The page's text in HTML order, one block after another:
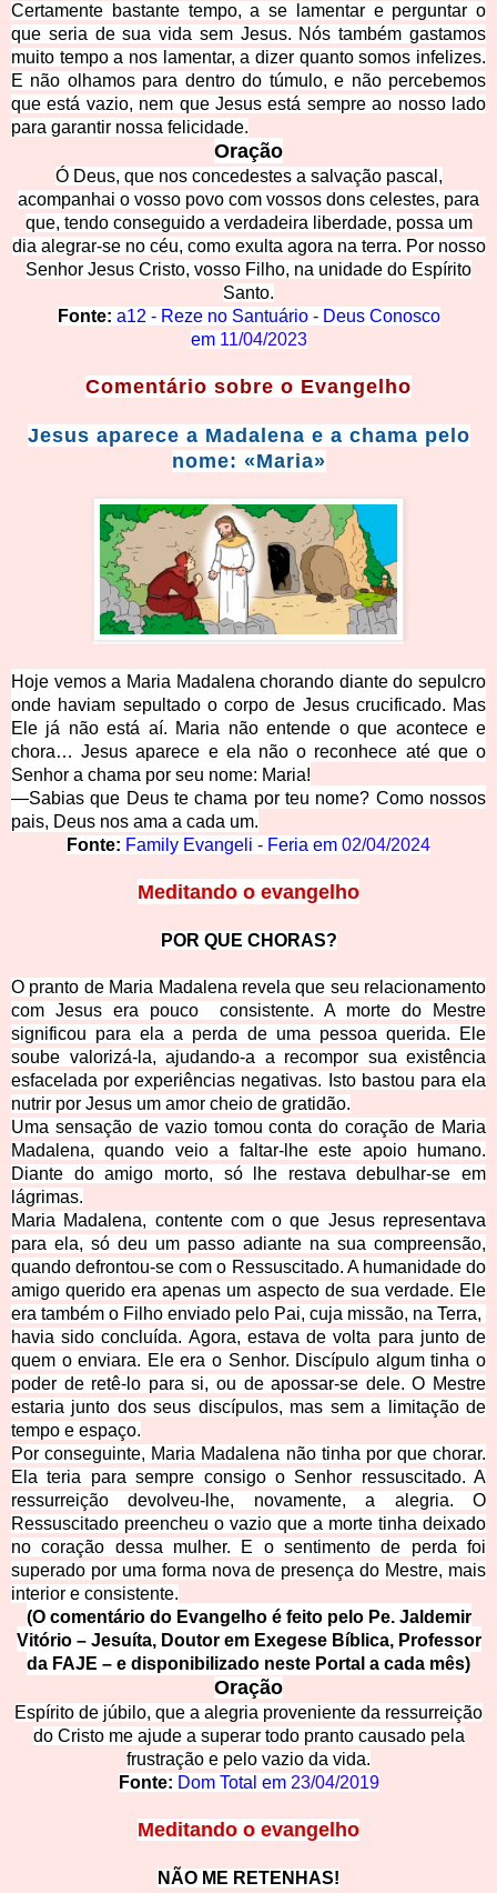
Certamente bastante tempo, a se lamentar e perguntar o
que seria de sua vida sem Jesus. Nós também gastamos
muito tempo a nos lamentar, a dizer quanto somos infelizes.
E não olhamos para dentro do túmulo, e não percebemos
que está vazio, nem que Jesus está sempre ao nosso lado
para garantir nossa felicidade.
Oração
Ó Deus, que nos concedestes a salvação pascal,
acompanhai o vosso povo com vossos dons celestes, para
que, tendo conseguido a verdadeira liberdade, possa um
dia alegrar-se no céu, como exulta agora na terra. Por nosso
Senhor Jesus Cristo, vosso Filho, na unidade do Espírito
Santo.
Fonte: a12 - Reze no Santuário - Deus Conosco
em 11/04/2023
Comentário so bre o Evangelho
Jesus aparece a Madalena e a chama pelo
nome: «Maria»
Hoje vemos a Maria Madalena chorando diante do sepulcro
onde haviam sepultado o corpo de Jesus crucificado. Mas
Ele já não está aí. Maria não entende o que acontece e
chora… Jesus aparece e ela não o reconhece até que o
Senhor a chama por seu nome: Maria!
—Sabias que Deus te chama por teu nome? Como nossos
pais, Deus nos ama a cada um.
Fonte: Family Evangeli - Feria em 02/04/2024
Meditando o evangelho
POR QUE CHORAS?
O pranto de Maria Madalena revela que seu relacionamento
com Jesus era pouco consistente. A morte do Mestre
significou para ela a perda de uma pessoa querida. Ele
soube valorizá-la, ajudando-a a recompor sua existência
esfacelada por experiências negativas. Isto bastou para ela
nutrir por Jesus um amor cheio de gratidão.
Uma sensação de vazio tomou conta do coração de Maria
Madalena, quando veio a faltar-lhe este apoio humano.
Diante do amigo morto, só lhe restava debulhar-se em
lágrimas.
Maria Madalena, contente com o que Jesus representava
para ela, só deu um passo adiante na sua compreensão,
quando defrontou-se com o Ressuscitado. A humanidade do
amigo querido era apenas um aspecto de sua verdade. Ele
era também o Filho enviado pelo Pai, cuja missão, na Terra,
havia sido concluída. Agora, estava de volta para junto de
quem o enviara. Ele era o Senhor. Discípulo algum tinha o
poder de retê-lo para si, ou de apossar-se dele. O Mestre
estaria junto dos seus discípulos, mas sem a limitação de
tempo e espaço.
Por conseguinte, Maria Madalena não tinha por que chorar.
Ela teria para sempre consigo o Senhor ressuscitado. A
ressurreição devolveu-lhe, novamente, a alegria. O
Ressuscitado preencheu o vazio que a morte tinha deixado
no coração dessa mulher. E o sentimento de perda foi
superado por uma forma nova de presença do Mestre, mais
interior e consistente.
(O comentário do Evangelho é feito pelo Pe. Jaldemir
Vitório – Jesuíta, Doutor em Exegese Bíblica, Professor
da FAJE – e disponibilizado neste Portal a cada mês)
Oração
Espírito de júbilo, que a alegria proveniente da ressurreição
do Cristo me ajude a superar todo pranto causado pela
frustração e pelo vazio da vida.
Fonte: Dom Total em 23/04/2019
Meditando o evangelho
NÃO ME RETENHAS!